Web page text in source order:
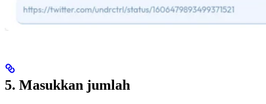
5. Masukkan jumlah